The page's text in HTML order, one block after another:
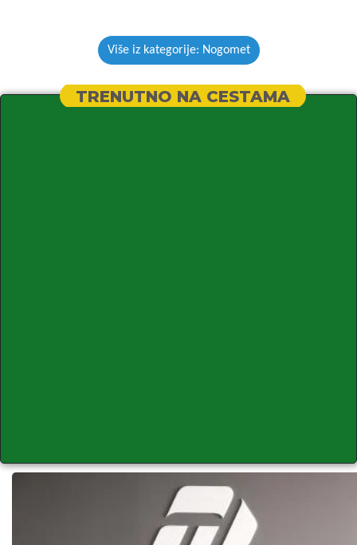
Više iz kategorije: Nogomet
TRENUTNO NA CESTAMA